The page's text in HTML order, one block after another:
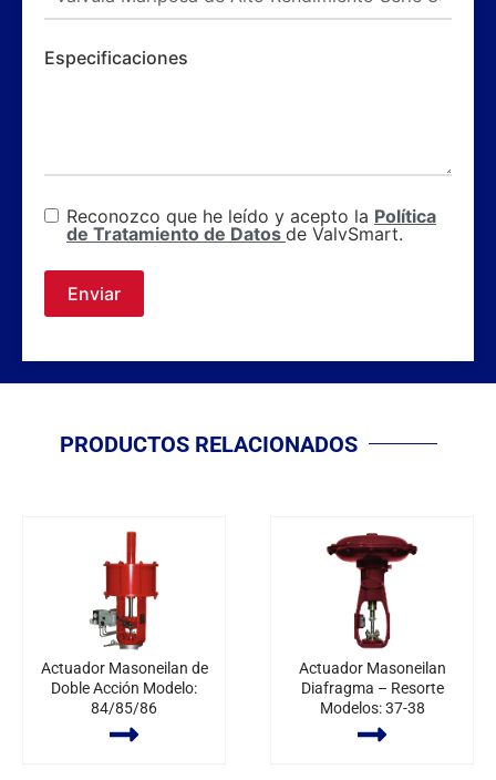
Especificaciones
Reconozco que he leído y acepto la Política
de Tratamiento de Datos de ValvSmart.
Enviar
PRODUCTOS RELACIONADOS
Actuador Masoneilan de
Doble Acción Modelo:
84/85/86
Actuador Masoneilan
Diafragma – Resorte
Modelos: 37-38